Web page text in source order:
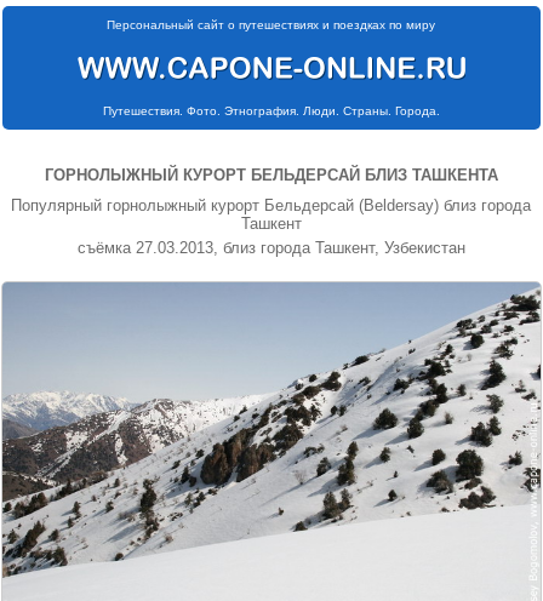
Персональный сайт о путешествиях и поездках по миру
Путешествия. Фото. Этнография. Люди. Страны. Города.
ГОРНОЛЫЖНЫЙ КУРОРТ БЕЛЬДЕРСАЙ БЛИЗ ТАШКЕНТА
Популярный горнолыжный курорт Бельдерсай (Beldersay) близ города
Ташкент
съёмка 27.03.2013, близ города Ташкент, Узбекистан